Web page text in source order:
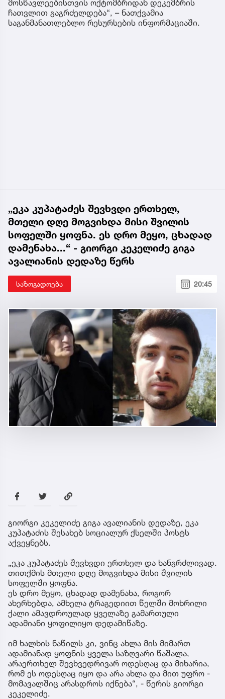
მოსწავლეებისთვის ოქტომბრიდან დეკემბრის
ჩათვლით გაგრძელდება“, – ნათქვამია
საგანმანათლებლო რესურსების ინფორმაციაში.
„ეკა კუპატაძეს შევხვდი ერთხელ,
მთელი დღე მოგვიხდა მისი შვილის
სოფელში ყოფნა. ეს დრო მეყო, ცხადად
დამენახა...“ - გიორგი კეკელიძე გიგა
ავალიანის დედაზე წერს
საზოგადოება 20:45
გიორგი კეკელიძე გიგა ავალიანის დედაზე, ეკა
კუპატაძის შესახებ სოციალურ ქსელში პოსტს
აქვეყნებს.
„ეკა კუპატაძეს შევხვდი ერთხელ და ხანგრძლივად.
თითქმის მთელი დღე მოგვიხდა მისი შვილის
სოფელში ყოფნა.
ეს დრო მეყო, ცხადად დამენახა, როგორ
ახერხებდა, ამხელა ტრაგედიით წელში მოხრილი
ქალი ამავდროულად ყველაზე გამართული
ადამიანი ყოფილიყო დედამიწაზე.
იმ ხალხის ნაწილს კი, ვინც ახლა მის მიმართ
ადამიანად ყოფნის ყველა საზღვარი წაშალა,
არაერთხელ შევხვედრივარ ოდესღაც და მიხარია,
რომ ეს ოდესღაც იყო და არა ახლა და მით უფრო -
მომავალშიც არასდროს იქნება“, - წერის გიორგი
კეკელიძე.